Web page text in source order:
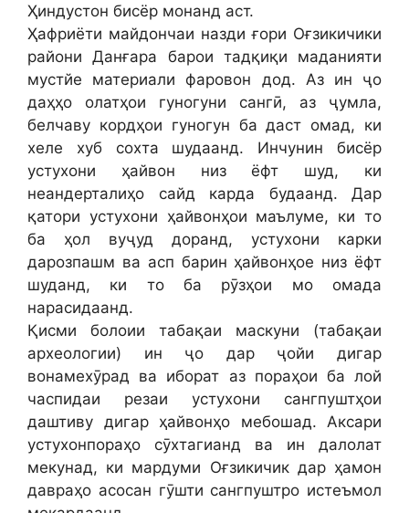
Ҳиндустон бисёр монанд аст.
Ҳафриёти майдончаи назди ғори Оғзикичики
райони Данғара барои тадқиқи маданияти
мустйе материали фаровон дод. Аз ин ҷо
даҳҳо олатҳои гуногуни сангӣ, аз ҷумла,
белчаву кордҳои гуногун ба даст омад, ки
хеле хуб сохта шудаанд. Инчунин бисёр
устухони ҳайвон низ ёфт шуд, ки
неандерталиҳо сайд карда будаанд. Дар
қатори устухони ҳайвонҳои маълуме, ки то
ба ҳол вуҷуд доранд, устухони карки
дарозпашм ва асп барин ҳайвонҳое низ ёфт
шуданд, ки то ба рӯзҳои мо омада
нарасидаанд.
Қисми болоии табақаи маскуни (табақаи
археологии) ин ҷо дар ҷойи дигар
вонамехӯрад ва иборат аз пораҳои ба лой
часпидаи резаи устухони сангпуштҳои
даштиву дигар ҳайвонҳо мебошад. Аксари
устухонпораҳо сӯхтагианд ва ин далолат
мекунад, ки мардуми Оғзикичик дар ҳамон
давраҳо асосан гӯшти сангпуштро истеъмол